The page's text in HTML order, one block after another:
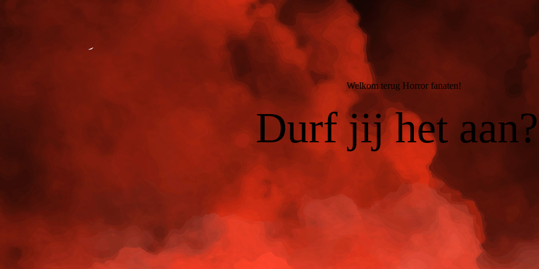
Welkom terug Horror fanaten!
Durf jij het